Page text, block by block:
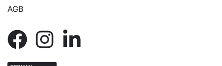
AGB
Facebook
Instagram
Linkedin-